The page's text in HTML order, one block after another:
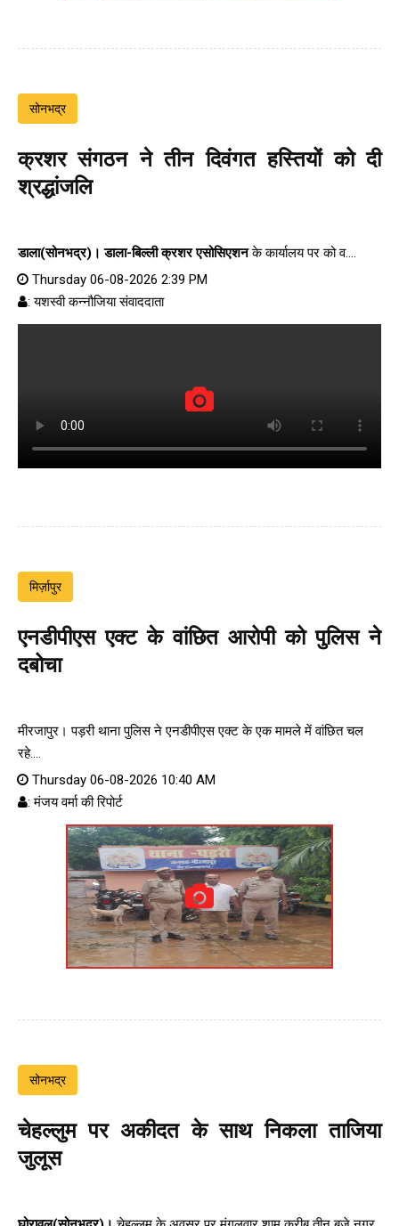
सोनभद्र
क्रशर संगठन ने तीन दिवंगत हस्तियों को दी
श्रद्धांजलि
डाला(सोनभद्र)। डाला-बिल्ली क्रशर एसोसिएशनके कार्यालय पर को व....
Thursday 06-08-2026 2:39 PM
: यशस्वी कन्नौजिया संवाददाता
मिर्ज़ापुर
एनडीपीएस एक्ट के वांछित आरोपी को पुलिस ने
दबोचा
मीरजापुर। पड़री थाना पुलिस ने एनडीपीएस एक्ट के एक मामले में वांछित चल
रहे....
Thursday 06-08-2026 10:40 AM
: मंजय वर्मा की रिपोर्ट
सोनभद्र
चेहल्लुम पर अकीदत के साथ निकला ताजिया
जुलूस